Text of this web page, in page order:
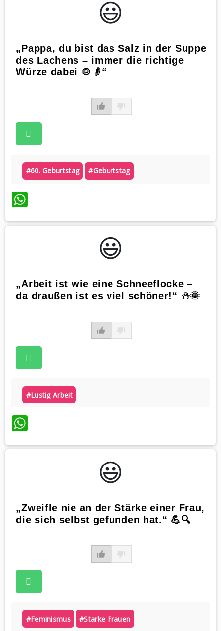
😃️
„Pappa, du bist das Salz in der Suppe
des Lachens – immer die richtige
Würze dabei 🍲👴“
#60. Geburtstag #geburtstag
WhatsApp
😃️
„Arbeit ist wie eine Schneeflocke –
da draußen ist es viel schöner!“ ⛄️🌞
#lustig Arbeit
WhatsApp
😃️
„Zweifle nie an der Stärke einer Frau,
die sich selbst gefunden hat.“ 💪🔍
#feminismus #starke Frauen